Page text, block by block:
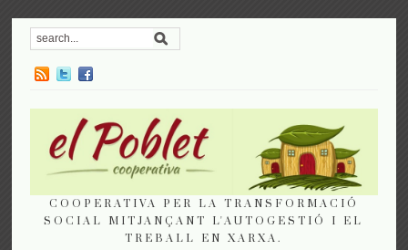
COOPERATIVA PER LA TRANSFORMACIÓ
SOCIAL MITJANÇANT L'AUTOGESTIÓ I EL
TREBALL EN XARXA.